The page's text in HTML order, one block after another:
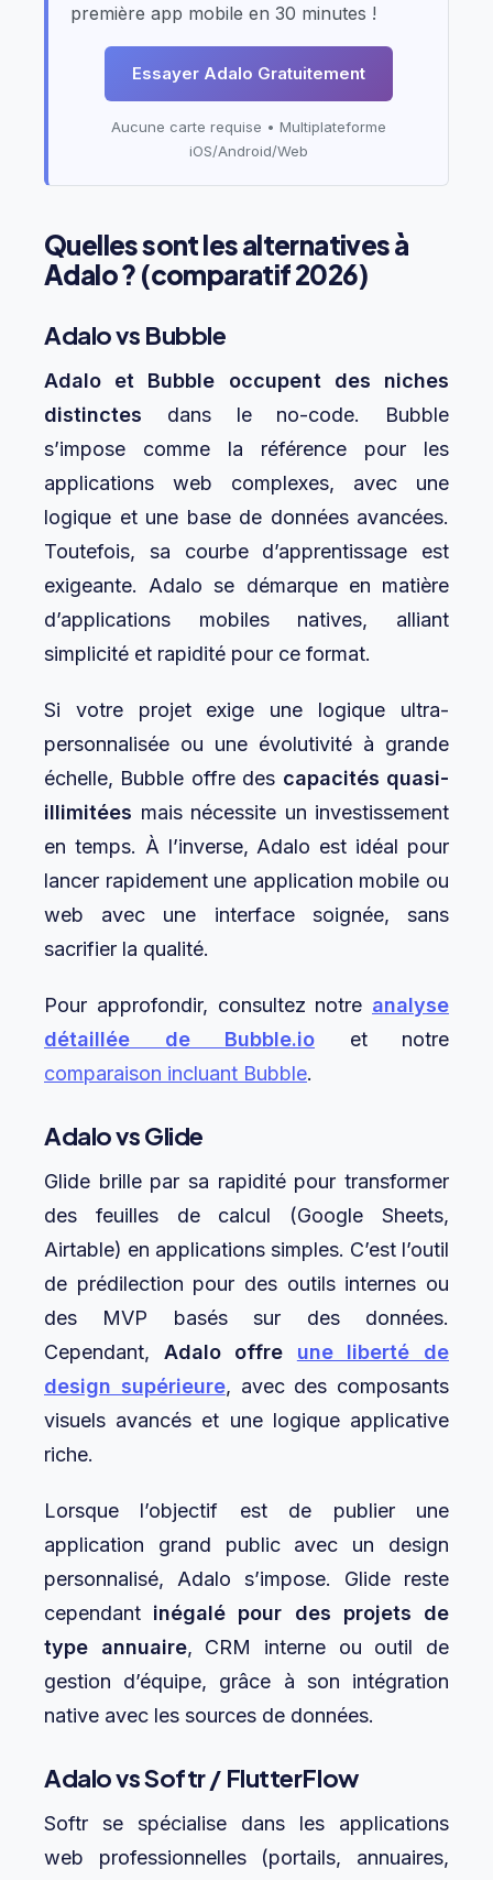
première app mobile en 30 minutes !
Essayer Adalo Gratuitement
Aucune carte requise • Multiplateforme
iOS/Android/Web
Quelles sont les alternatives à
Adalo ? (comparatif 2026)
Adalo vs Bubble
Adalo et Bubble occupent des niches
distinctes dans le no-code. Bubble
s’impose comme la référence pour les
applications web complexes, avec une
logique et une base de données avancées.
Toutefois, sa courbe d’apprentissage est
exigeante. Adalo se démarque en matière
d’applications mobiles natives, alliant
simplicité et rapidité pour ce format.
Si votre projet exige une logique ultra-
personnalisée ou une évolutivité à grande
échelle, Bubble offre des capacités quasi-
illimitées mais nécessite un investissement
en temps. À l’inverse, Adalo est idéal pour
lancer rapidement une application mobile ou
web avec une interface soignée, sans
sacrifier la qualité.
Pour approfondir, consultez notre analyse
détaillée de Bubble.io et notre
comparaison incluant Bubble.
Adalo vs Glide
Glide brille par sa rapidité pour transformer
des feuilles de calcul (Google Sheets,
Airtable) en applications simples. C’est l’outil
de prédilection pour des outils internes ou
des MVP basés sur des données.
Cependant, Adalo offre une liberté de
design supérieure, avec des composants
visuels avancés et une logique applicative
riche.
Lorsque l’objectif est de publier une
application grand public avec un design
personnalisé, Adalo s’impose. Glide reste
cependant inégalé pour des projets de
type annuaire, CRM interne ou outil de
gestion d’équipe, grâce à son intégration
native avec les sources de données.
Adalo vs Softr / FlutterFlow
Softr se spécialise dans les applications
web professionnelles (portails, annuaires,